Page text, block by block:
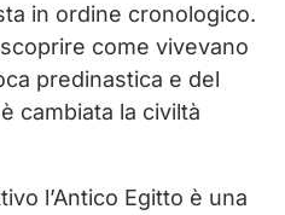
in ordine cronologico.
come vivevano
predinastica e del
cambiata la civiltà
l’Antico Egitto è una